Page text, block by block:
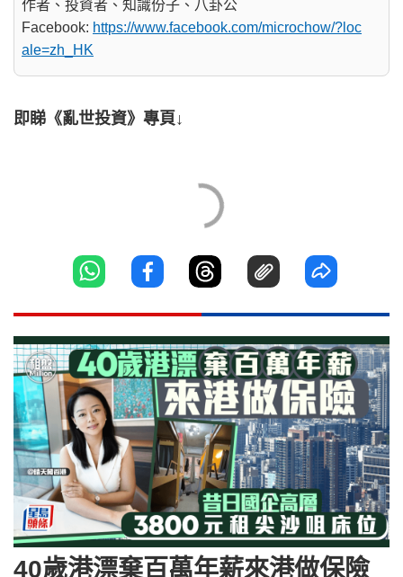
作者、投資者、知識份子、八卦公
Facebook: https://www.facebook.com/microchow/?loc
ale=zh_HK
即睇《亂世投資》專頁↓
40歲港漂棄百萬年薪來港做保險